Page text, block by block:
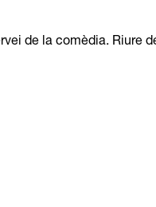
de la comèdia. Riure